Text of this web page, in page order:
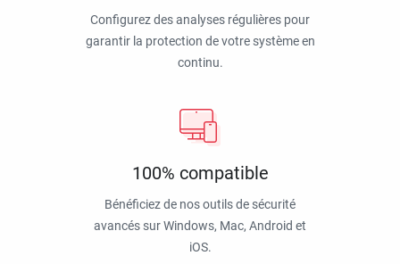
Configurez des analyses régulières pour
garantir la protection de votre système en
continu.
100% compatible
Bénéficiez de nos outils de sécurité
avancés sur Windows, Mac, Android et
iOS.